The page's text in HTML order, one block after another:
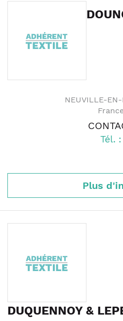
NEUVILLE-EN-
Tél. :
Plus
DUQUENNOY &